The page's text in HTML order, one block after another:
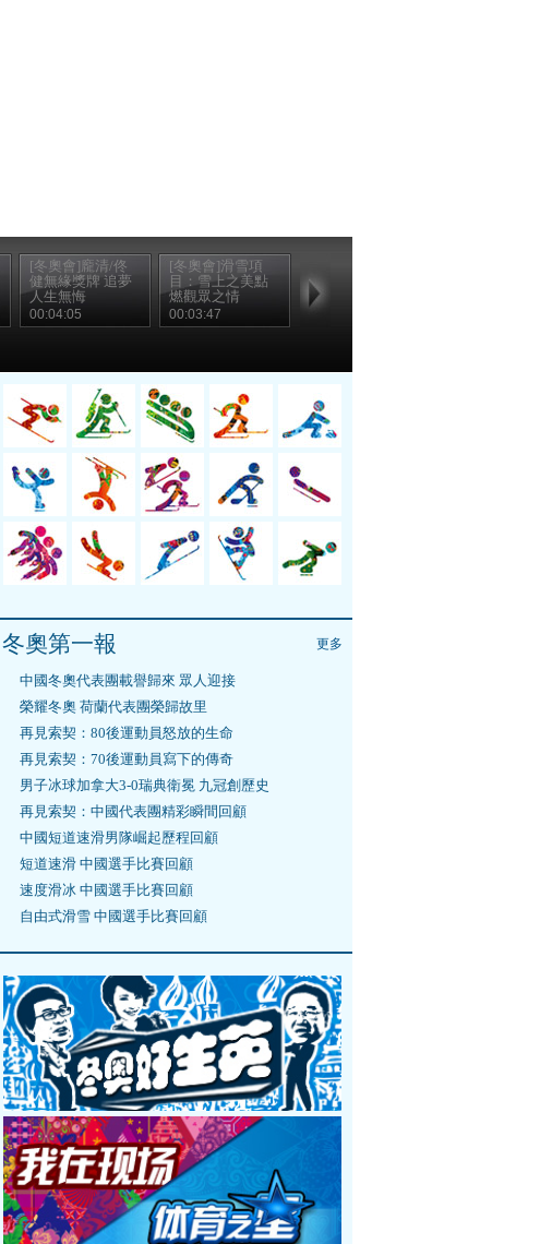
[冬奧會]龐清/佟
健無緣獎牌 追夢
人生無悔
00:04:05
[冬奧會]滑雪項
目：雪上之美點
燃觀眾之情
00:03:47
冬奧第一報 更多
中國冬奧代表團載譽歸來 眾人迎接
榮耀冬奧 荷蘭代表團榮歸故里
再見索契：80後運動員怒放的生命
再見索契：70後運動員寫下的傳奇
男子冰球加拿大3-0瑞典衛冕 九冠創歷史
再見索契：中國代表團精彩瞬間回顧
中國短道速滑男隊崛起歷程回顧
短道速滑 中國選手比賽回顧
速度滑冰 中國選手比賽回顧
自由式滑雪 中國選手比賽回顧